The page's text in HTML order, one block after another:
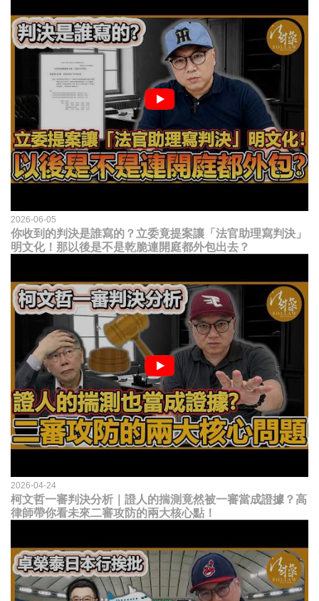
2026-06-05
你收到的判決是誰寫的？立委竟提案讓「法官助理寫判決」
明文化！那以後是不是乾脆連開庭都外包出去？
2026-04-24
柯文哲一審判決分析｜證人的揣測竟然被一審當成證據？高
律師帶你看未來二審攻防的兩大核心點！